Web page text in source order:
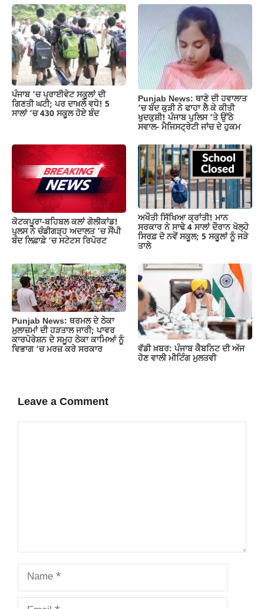
b
o
o
k
A
p
p
a
m n
k
ਪੰਜਾਬ ‘ਚ ਪ੍ਰਾਈਵੇਟ ਸਕੂਲਾਂ ਦੀ
ਗਿਣਤੀ ਘਟੀ; ਪਰ ਦਾਖ਼ਲੇ ਵਧੇ! 5
ਸਾਲਾਂ ‘ਚ 430 ਸਕੂਲ ਹੋਏ ਬੰਦ
Punjab News: ਥਾਣੇ ਦੀ ਹਵਾਲਾਤ
‘ਚ ਬੰਦ ਕੁੜੀ ਨੇ ਫਾਹਾ ਲੈ ਕੇ ਕੀਤੀ
ਖੁਦਕੁਸ਼ੀ! ਪੰਜਾਬ ਪੁਲਿਸ ‘ਤੇ ਉੱਠੇ
ਸਵਾਲ- ਮੈਜਿਸਟ੍ਰੇਟੀ ਜਾਂਚ ਦੇ ਹੁਕਮ
ਕੋਟਕਪੂਰਾ-ਬਹਿਬਲ ਕਲਾਂ ਗੋਲੀਕਾਂਡ!
ਪੁਲਸ ਨੇ ਚੰਡੀਗੜ੍ਹ ਅਦਾਲਤ ’ਚ ਸੌਂਪੀ
ਬੰਦ ਲਿਫ਼ਾਫ਼ੇ ‘ਚ ਸਟੇਟਸ ਰਿਪੋਰਟ
ਅਖੌਤੀ ਸਿੱਖਿਆ ਕ੍ਰਾਂਤੀ! ਮਾਨ
ਸਰਕਾਰ ਨੇ ਸਾਢੇ 4 ਸਾਲਾਂ ਦੌਰਾਨ ਖੋਲ੍ਹੇ
ਸਿਰਫ਼ ਦੋ ਨਵੇਂ ਸਕੂਲ; 5 ਸਕੂਲਾਂ ਨੂੰ ਜੜੇ
ਤਾਲੇ
Punjab News: ਥਰਮਲ ਦੇ ਠੇਕਾ
ਮੁਲਾਜ਼ਮਾਂ ਦੀ ਹੜਤਾਲ ਜਾਰੀ; ਪਾਵਰ
ਕਾਰਪੋਰੇਸ਼ਨ ਦੇ ਸਮੂਹ ਠੇਕਾ ਕਾਮਿਆਂ ਨੂੰ
ਵਿਭਾਗ ‘ਚ ਮਰਜ਼ ਕਰੇ ਸਰਕਾਰ
ਵੱਡੀ ਖ਼ਬਰ: ਪੰਜਾਬ ਕੈਬਨਿਟ ਦੀ ਅੱਜ
ਹੋਣ ਵਾਲੀ ਮੀਟਿੰਗ ਮੁਲਤਵੀ
Leave a Comment
Name
Email